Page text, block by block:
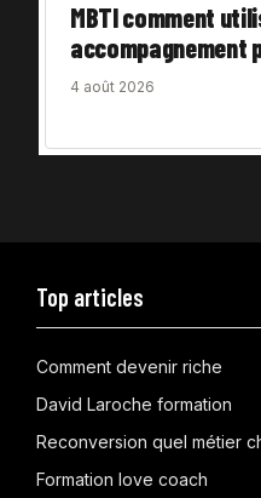
MBTI comment
accompagnement
4 août 2026
Top articles
Comment devenir riche
David Laroche formation
Reconversion quel métier
Formation love coach